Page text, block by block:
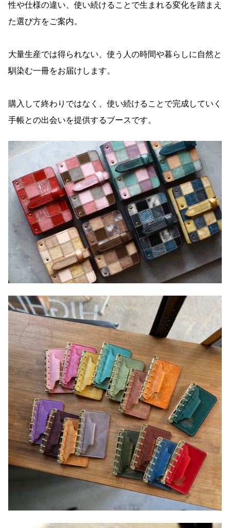
性や仕様の違い、使い続けることで生まれる変化を踏まえ
た選び方をご案内。
大量生産では得られない、使う人の時間や暮らしに自然と
馴染む一冊をお届けします。
購入して終わりではなく、使い続けることで完成していく
手帳との出会いを提供するブースです。